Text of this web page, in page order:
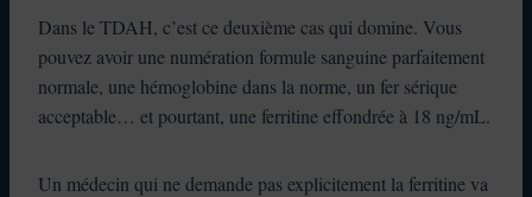
Dans le TDAH, c’est ce deuxième cas qui domine. Vous
pouvez avoir une numération formule sanguine parfaitement
normale, une hémoglobine dans la norme, un fer sérique
acceptable… et pourtant, une ferritine effondrée à 18 ng/mL.
Un médecin qui ne demande pas explicitement la ferritine va